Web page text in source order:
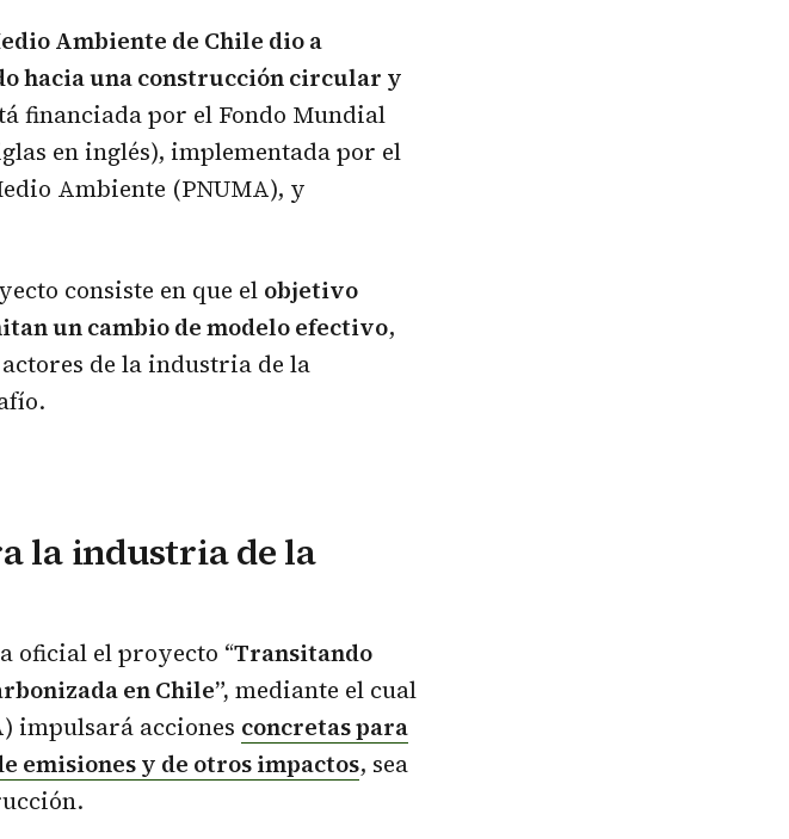
Ambiente de Chile dio a
hacia una construcción circular y
financiada por el Fondo Mundial
en inglés), implementada por el
Ambiente (PNUMA), y
consiste en que el objetivo
un cambio de modelo efectivo,
de la industria de la
la industria de la
oficial el proyecto “Transitando
en Chile”, mediante el cual
impulsará acciones concretas para
emisiones y de otros impactos, sea